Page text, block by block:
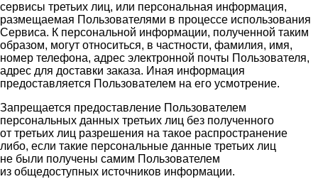
сервисы третьих лиц, или персональная информация,
размещаемая Пользователями в процессе использования
Сервиса. К персональной информации, полученной таким
образом, могут относиться, в частности, фамилия, имя,
номер телефона, адрес электронной почты Пользователя,
адрес для доставки заказа. Иная информация
предоставляется Пользователем на его усмотрение.
Запрещается предоставление Пользователем
персональных данных третьих лиц без полученного
от третьих лиц разрешения на такое распространение
либо, если такие персональные данные третьих лиц
не были получены самим Пользователем
из общедоступных источников информации.